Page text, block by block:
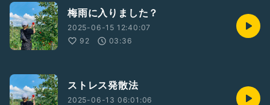
梅雨に入りました？
2025-06-15 12:40:07
92
03:36
ストレス発散法
2025-06-13 06:01:06